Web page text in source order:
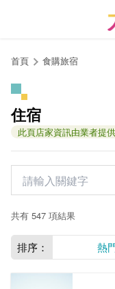
首頁 食購旅宿
住宿
此頁店家資訊由業者提
共有 547 項結果
排序： 熱